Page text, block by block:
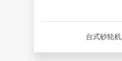
台式砂轮机